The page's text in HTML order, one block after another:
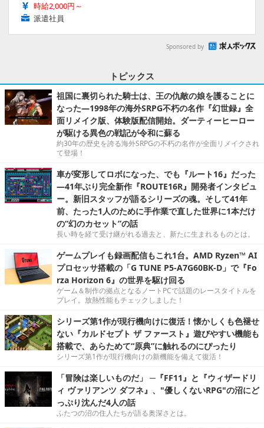
時給2,000円～
派遣社員
Sponsored by
トピックス
祖国に裏切られた騎士は、王の仇敵の娘を護ることに
なった―1998年の海外SRPG不朽の名作『幻世録』全
面リメイク版、体験版配信開始。ダーティーヒーロー
が駆ける異色の戦記が令和に蘇る
約30年の歴史を誇る海外SRPGの不朽の名作が全面リメイクされ
て登場！
車が変形してロボになった、でも『ルート16』だった
―41年ぶり完全新作『ROUTE16R』開発者インタビュ
ー。新旧スタッフが語るシリーズの魂。そして41年
前、たった1人のために手作業で直した世界に1本だけ
の“幻のカセット”の話
長い時を経て受け継がれる過去と、新たに生まれるものとは。
ゲームプレイも録画配信もこれ1台。AMD Ryzen™ AI
プロセッサ搭載の「G TUNE P5-A7G60BK-D」で『Fo
rza Horizon 6』の世界を駆け回る
ゲーム＆制作の拠点となるノートPCで話題のレースタイトルを
プレイ。放熱性能もチェックしました！
シリーズ第1作が現行機向けに復活！懐かしくも色褪せ
ない『カルドセプト ザ ファースト』遊びやすい機能も
搭載で、あらためて“原典”に触れるのにぴったり
シリーズ第1作が現行機向けの新機能を備えて復活！
「冒険は楽しいものだ」 ─『FF11』と『ウィザードリ
ィ ヴァリアンツ ダフネ』、"優しくないRPG"の沼にど
っぷり沈んだ4人の話
ふたつの沼の住人たちが語る奥深さとは。